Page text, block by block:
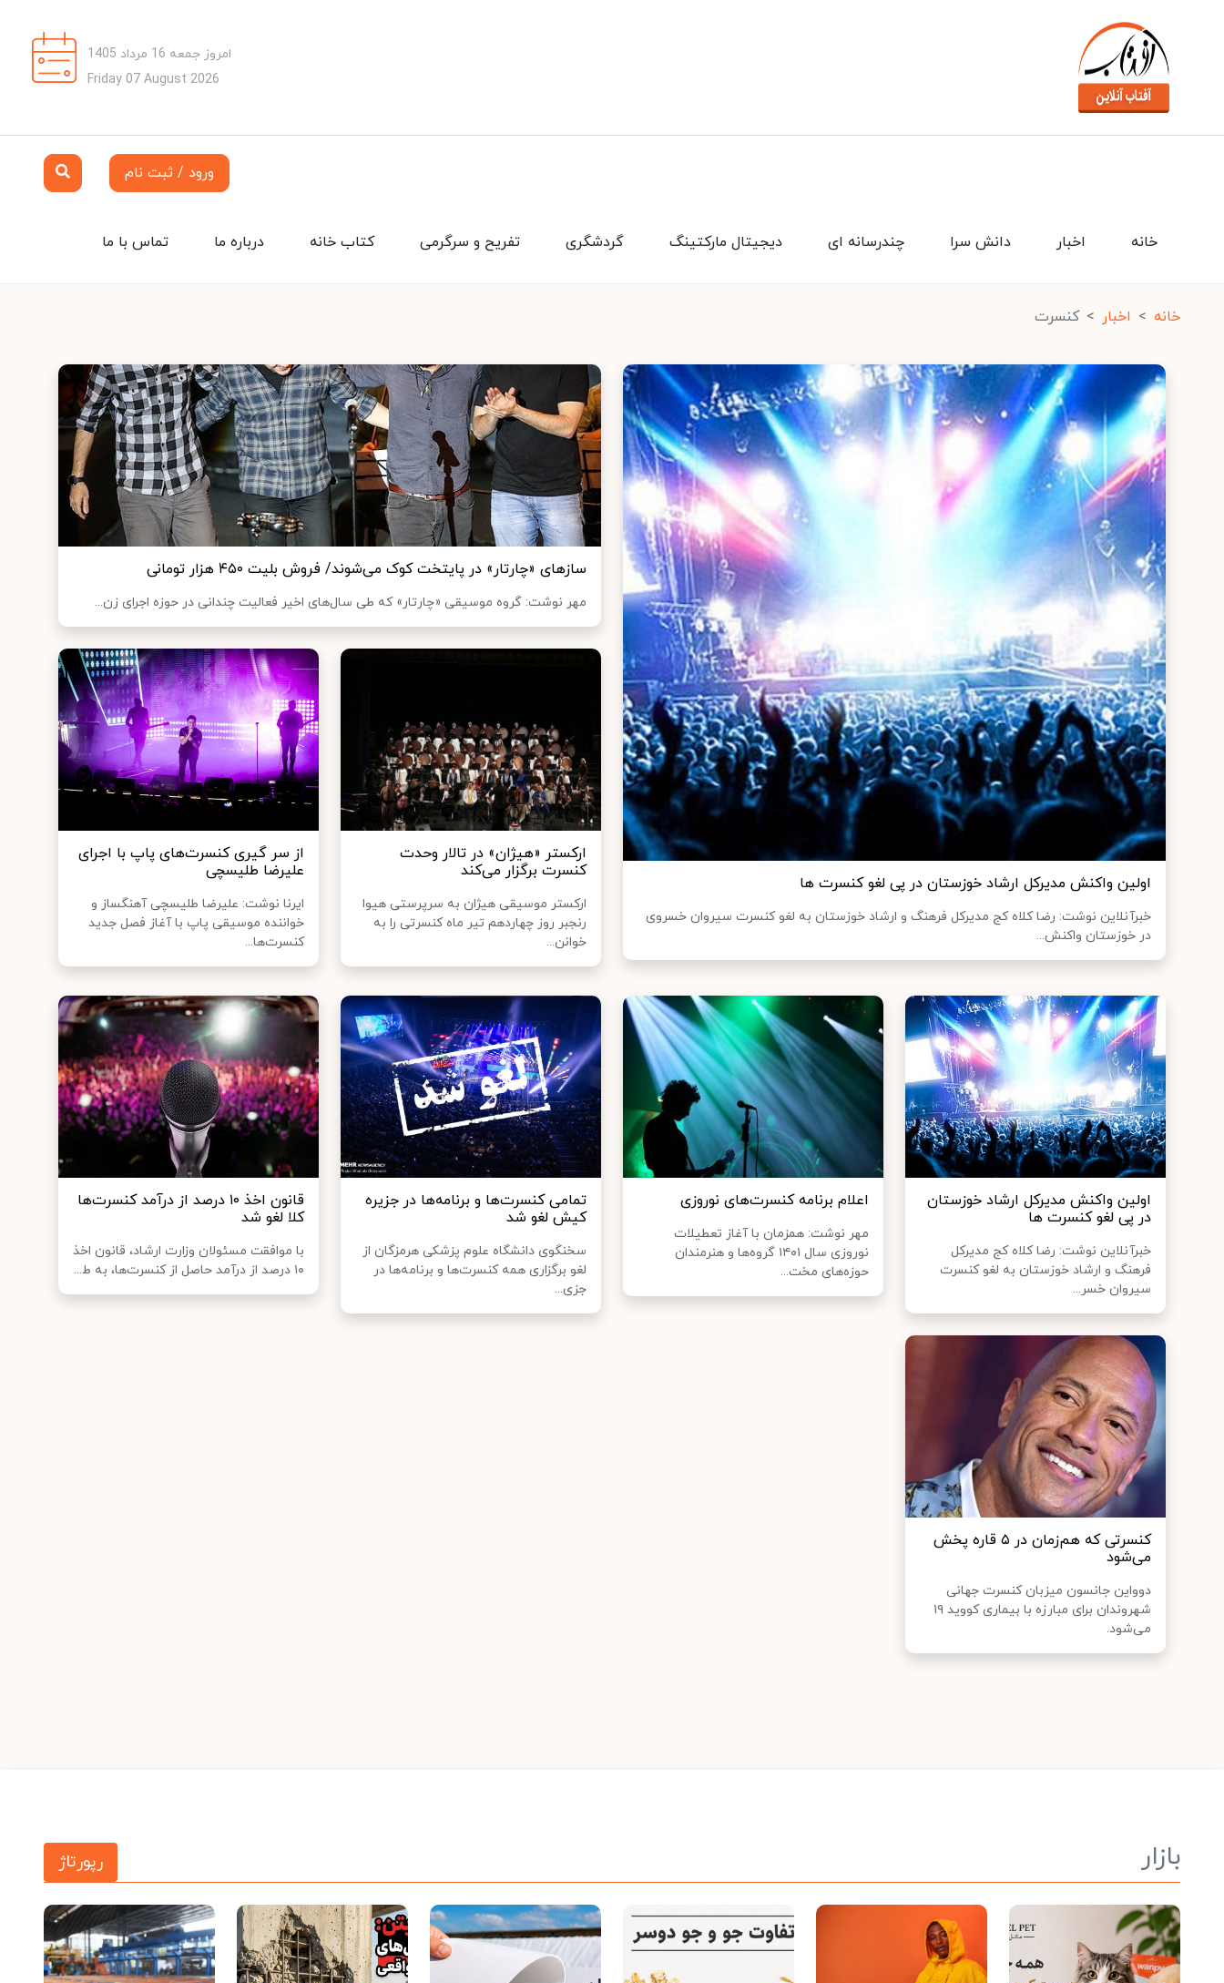
امروز جمعه 16 مرداد 1405
Friday 07 August 2026
ورود / ثبت نام
تماس با ما درباره ما کتاب خانه تفریح و سرگرمی گردشگری دیجیتال مارکتینگ چندرسانه ای دانش سرا اخبار خانه
خانه اخبار کنسرت
اولین واکنش مدیرکل ارشاد خوزستان در پی لغو کنسرت ها
خبرآنلاین نوشت: رضا کلاه کج مدیرکل فرهنگ و ارشاد خوزستان به لغو کنسرت سیروان خسروی
در خوزستان واکنش...
سازهای «چارتار» در پایتخت کوک می‌شوند/ فروش بلیت ۴۵۰ هزار تومانی
مهر نوشت: گروه موسیقی «چارتار» که طی سال‌های اخیر فعالیت چندانی در حوزه اجرای زن...
ارکستر «هیژان» در تالار وحدت
کنسرت برگزار می‌کند
ارکستر موسیقی هیژان به سرپرستی هیوا
رنجبر روز چهاردهم تیر ماه کنسرتی را به
خوانن...
از سر گیری کنسرت‌های پاپ با اجرای
علیرضا طلیسچی
ایرنا نوشت: علیرضا طلیسچی آهنگساز و
خواننده موسیقی پاپ با آغاز فصل جدید
کنسرت‌ها...
اولین واکنش مدیرکل ارشاد خوزستان
در پی لغو کنسرت ها
خبرآنلاین نوشت: رضا کلاه کج مدیرکل
فرهنگ و ارشاد خوزستان به لغو کنسرت
سیروان خسر...
اعلام برنامه کنسرت‌های نوروزی
مهر نوشت: همزمان با آغاز تعطیلات
نوروزی سال ۱۴۰۱ گروه‌ها و هنرمندان
حوزه‌های مخت...
تمامی کنسرت‌ها و برنامه‌ها در جزیره
کیش لغو شد
سخنگوی دانشگاه علوم پزشکی هرمزگان از
لغو برگزاری همه کنسرت‌ها و برنامه‌ها در
جزی...
قانون اخذ ۱۰ درصد از درآمد کنسرت‌ها
کلا لغو شد
با موافقت مسئولان وزارت ارشاد، قانون اخذ
۱۰ درصد از درآمد حاصل از کنسرت‌ها، به ط...
کنسرتی که هم‌زمان در ۵ قاره پخش
می‌شود
دوواین جانسون میزبان کنسرت جهانی
شهروندان برای مبارزه با بیماری کووید ۱۹
می‌شود.
بازار رپورتاژ